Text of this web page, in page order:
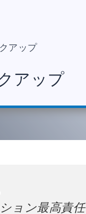
アップ
アップ
ョン最高責任